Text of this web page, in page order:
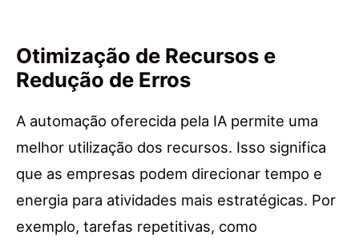
Otimização de Recursos e
Redução de Erros
A automação oferecida pela IA permite uma
melhor utilização dos recursos. Isso significa
que as empresas podem direcionar tempo e
energia para atividades mais estratégicas. Por
exemplo, tarefas repetitivas, como